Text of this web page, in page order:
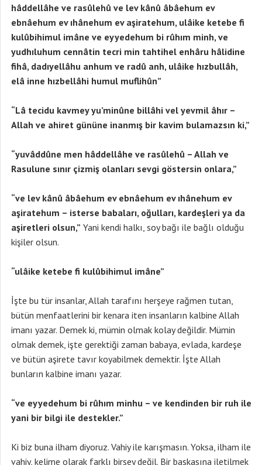
hâddellâhe ve rasûlehû ve lev kânû âbâehum ev
ebnâehum ev ıhânehum ev aşiratehum, ulâike ketebe fi
kulûbihimul imâne ve eyyedehum bi rûhım minh, ve
yudhıluhum cennâtin tecri min tahtihel enhâru hâlidine
fihâ, dadıyellâhu anhum ve radû anh, ulâike hızbullâh,
elâ inne hızbellâhi humul muflihûn”
“Lâ tecidu kavmey yu’minûne billâhi vel yevmil âhır –
Allah ve ahiret gününe inanmış bir kavim bulamazsın ki,”
“yuvâddûne men hâddellâhe ve rasûlehû – Allah ve
Rasulune sınır çizmiş olanları sevgi göstersin onlara,”
“ve lev kânû âbâehum ev ebnâehum ev ıhânehum ev
aşiratehum – isterse babaları, oğulları, kardeşleri ya da
aşiretleri olsun,” Yani kendi halkı, soy bağı ile bağlı olduğu
kişiler olsun.
“ulâike ketebe fi kulûbihimul imâne”
İşte bu tür insanlar, Allah tarafını herşeye rağmen tutan,
bütün menfaatlerini bir kenara iten insanların kalbine Allah
imanı yazar. Demek ki, mümin olmak kolay değildir. Mümin
olmak demek, işte gerektiği zaman babaya, evlada, kardeşe
ve bütün aşirete tavır koyabilmek demektir. İşte Allah
bunların kalbine imanı yazar.
“ve eyyedehum bi rûhım minhu – ve kendinden bir ruh ile
yani bir bilgi ile destekler.”
Ki biz buna ilham diyoruz. Vahiy ile karışmasın. Yoksa, ilham ile
vahiy, kelime olarak farklı birşey değil. Bir başkasına iletilmek